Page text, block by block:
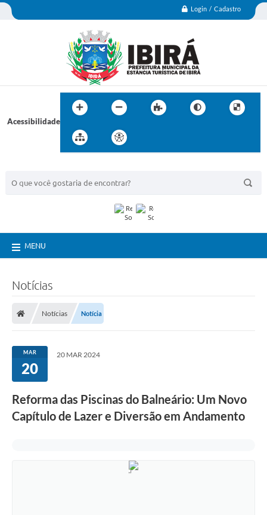
Login / Cadastro
Acessibilidade
MENU
Notícias
Notícias Notícia
MAR
20
20 MAR 2024
Reforma das Piscinas do Balneário: Um Novo
Capítulo de Lazer e Diversão em Andamento